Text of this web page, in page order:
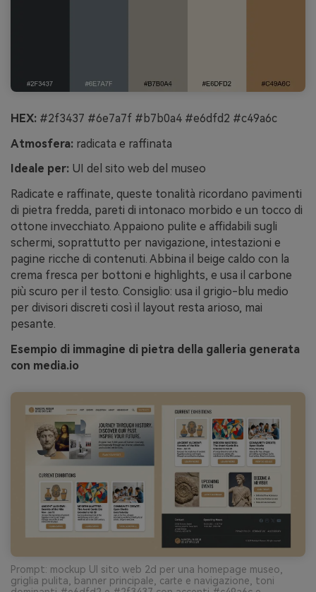
HEX: #2f3437 #6e7a7f #b7b0a4 #e6dfd2 #c49a6c
Atmosfera: radicata e raffinata
Ideale per: UI del sito web del museo
Radicate e raffinate, queste tonalità ricordano pavimenti
di pietra fredda, pareti di intonaco morbido e un tocco di
ottone invecchiato. Appaiono pulite e affidabili sugli
schermi, soprattutto per navigazione, intestazioni e
pagine ricche di contenuti. Abbina il beige caldo con la
crema fresca per bottoni e highlights, e usa il carbone
più scuro per il testo. Consiglio: usa il grigio-blu medio
per divisori discreti così il layout resta arioso, mai
pesante.
Esempio di immagine di pietra della galleria generata
con media.io
Prompt: mockup UI sito web 2d per una homepage museo,
griglia pulita, banner principale, carte e navigazione, toni